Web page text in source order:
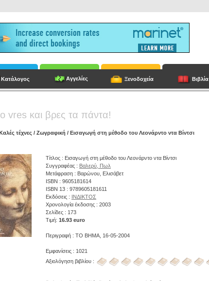
Κατάλογος Αγγελίες Ξενοδοχεία Βιβλία
vres και βρες τα πάντα!
τέχνες / Ζωγραφική / Εισαγωγή στη μέθοδο του Λεονάρντο ντα Βίντσι
Τίτλος : Εισαγωγή στη μέθοδο του Λεονάρντο ντα Βίντσι
Συγγραφέας : Βαλερύ, Πωλ
Μετάφραση : Βαρώνου, Ελισάβετ
ISBN : 9605181614
ISBN 13 : 9789605181611
Εκδόσεις : ΙΝΔΙΚΤΟΣ
Χρονολογία έκδοσης : 2003
Σελίδες : 173
Τιμή: 16.93 euro
Περιγραφή : ΤΟ ΒΗΜΑ, 16-05-2004
Εμφανίσεις : 1021
Αξιολόγηση βιβλίου :